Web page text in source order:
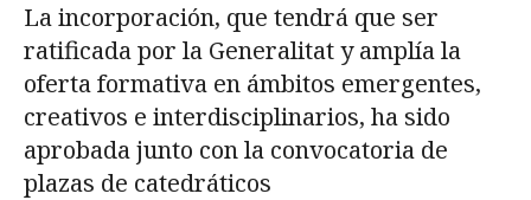
Prueba la búsqueda avanzada
Suscríbete a los boletines electrónicos de la URV
La incorporación, que tendrá que ser
ratificada por la Generalitat y amplía la
oferta formativa en ámbitos emergentes,
creativos e interdisciplinarios, ha sido
aprobada junto con la convocatoria de
plazas de catedráticos